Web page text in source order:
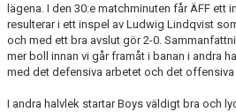
lägena. I den 30:e matchminuten får ÄFF ett
resulterar i ett inspel av Ludwig Lindqvist
och med ett bra avslut gör 2-0.
mer boll innan vi går framåt i banan i andra
med det defensiva arbetet och det
I andra halvlek startar Boys väldigt bra och